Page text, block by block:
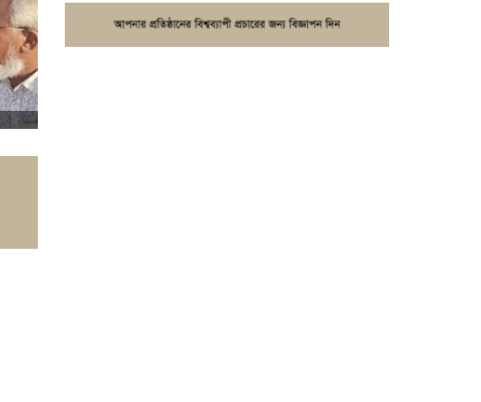
ফরিদগঞ্জে চুরির আতঙ্ক: এক সপ্তাহে
২০টির বেশি ঘটনা, নিরাপত্তাহীনতায়